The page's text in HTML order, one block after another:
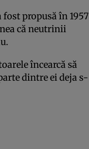
propusă în 1957
că neutrinii
încearcă să
dintre ei deja s-